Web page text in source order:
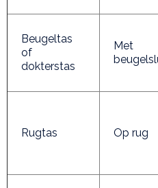
Beugeltas
of
dokterstas
Met
Rugtas Op rug